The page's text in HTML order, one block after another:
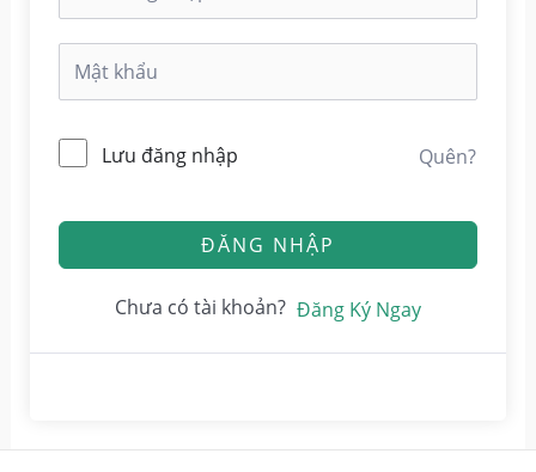
Lưu đăng nhập Quên?
ĐĂNG NHẬP
Chưa có tài khoản? Đăng Ký Ngay